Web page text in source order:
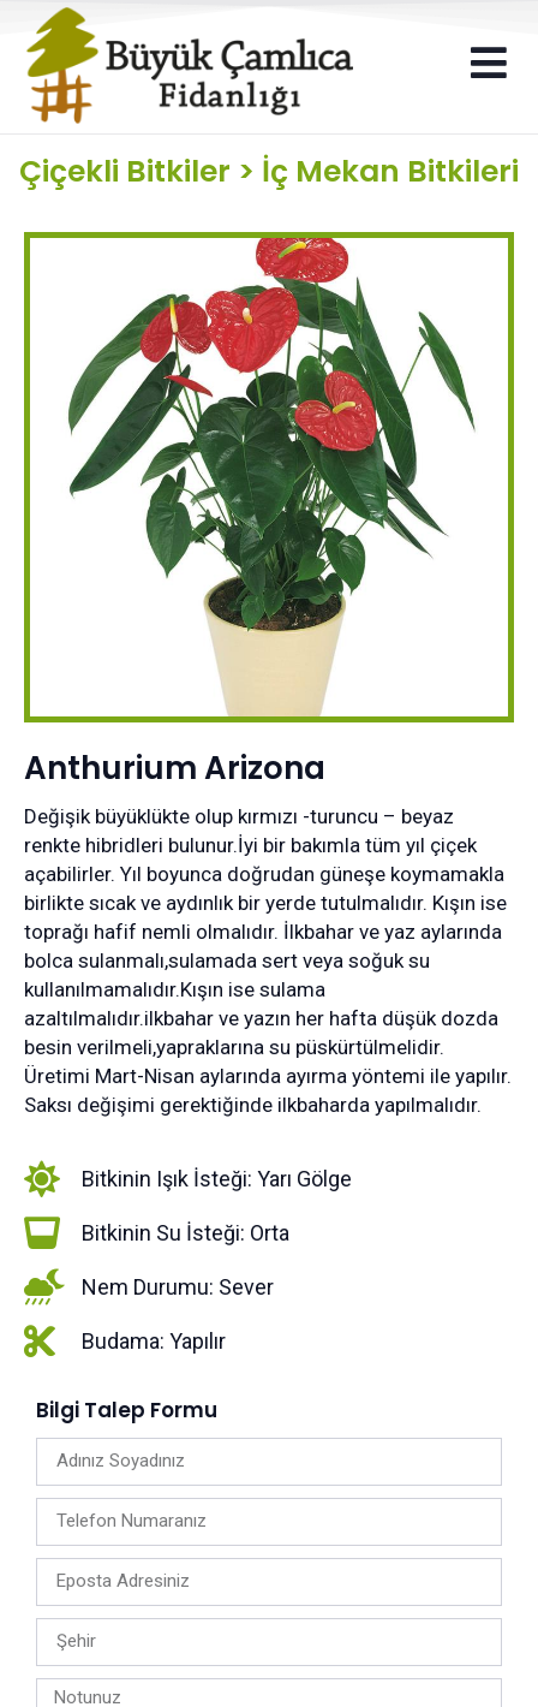
Çiçekli Bitkiler > İç Mekan Bitkileri
Anthurium Arizona
Değişik büyüklükte olup kırmızı -turuncu – beyaz
renkte hibridleri bulunur.İyi bir bakımla tüm yıl çiçek
açabilirler. Yıl boyunca doğrudan güneşe koymamakla
birlikte sıcak ve aydınlık bir yerde tutulmalıdır. Kışın ise
toprağı hafif nemli olmalıdır. İlkbahar ve yaz aylarında
bolca sulanmalı,sulamada sert veya soğuk su
kullanılmamalıdır.Kışın ise sulama
azaltılmalıdır.ilkbahar ve yazın her hafta düşük dozda
besin verilmeli,yapraklarına su püskürtülmelidir.
Üretimi Mart-Nisan aylarında ayırma yöntemi ile yapılır.
Saksı değişimi gerektiğinde ilkbaharda yapılmalıdır.
Bitkinin Işık İsteği: Yarı Gölge
Bitkinin Su İsteği: Orta
Nem Durumu: Sever
Budama: Yapılır
Bilgi Talep Formu